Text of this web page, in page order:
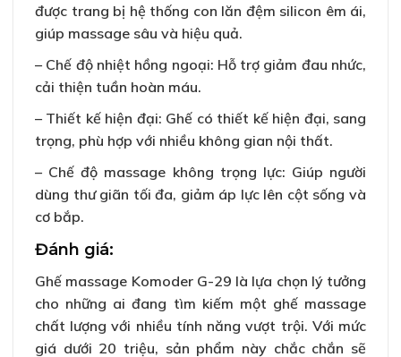
được trang bị hệ thống con lăn đệm silicon êm ái,
giúp massage sâu và hiệu quả.
– Chế độ nhiệt hồng ngoại: Hỗ trợ giảm đau nhức,
cải thiện tuần hoàn máu.
– Thiết kế hiện đại: Ghế có thiết kế hiện đại, sang
trọng, phù hợp với nhiều không gian nội thất.
– Chế độ massage không trọng lực: Giúp người
dùng thư giãn tối đa, giảm áp lực lên cột sống và
cơ bắp.
Đánh giá:
Ghế massage Komoder G-29 là lựa chọn lý tưởng
cho những ai đang tìm kiếm một ghế massage
chất lượng với nhiều tính năng vượt trội. Với mức
giá dưới 20 triệu, sản phẩm này chắc chắn sẽ